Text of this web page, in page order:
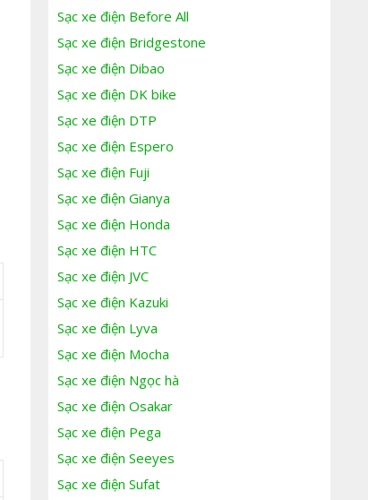
Sạc xe điện Before All
Sạc xe điện Bridgestone
Sạc xe điện Dibao
Sạc xe điện DK bike
Sạc xe điện DTP
Sạc xe điện Espero
Sạc xe điện Fuji
Sạc xe điện Gianya
Sạc xe điện Honda
Sạc xe điện HTC
Sạc xe điện JVC
Sạc xe điện Kazuki
Sạc xe điện Lyva
Sạc xe điện Mocha
Sạc xe điện Ngọc hà
Sạc xe điện Osakar
Sạc xe điện Pega
Sạc xe điện Seeyes
Sạc xe điện Sufat